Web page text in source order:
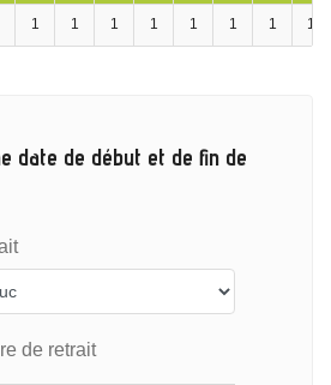
1 1 1 1 1 1 1 1
date de début et de fin de
de retrait